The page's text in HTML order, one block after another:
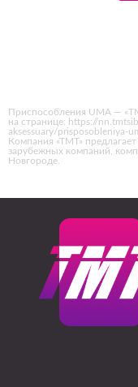
Приспособления UMA —
на странице: https://
aksessuary/prisposobleniya-
Компания «ТМТ»
зарубежных компаний,
Новгороде.